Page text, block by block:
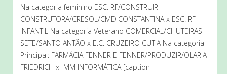
Na categoria feminino ESC. RF/CONSTRUIR
CONSTRUTORA/CRESOL/CMD CONSTANTINA x ESC. RF
INFANTIL Na categoria Veterano COMERCIAL/CHUTEIRAS
SETE/SANTO ANTÃO x E.C. CRUZEIRO CUTIA Na categoria
Principal: FARMÁCIA FENNER E FENNER/PRODUZIR/OLARIA
FRIEDRICH x MM INFORMÁTICA [caption